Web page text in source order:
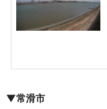
▼常滑市